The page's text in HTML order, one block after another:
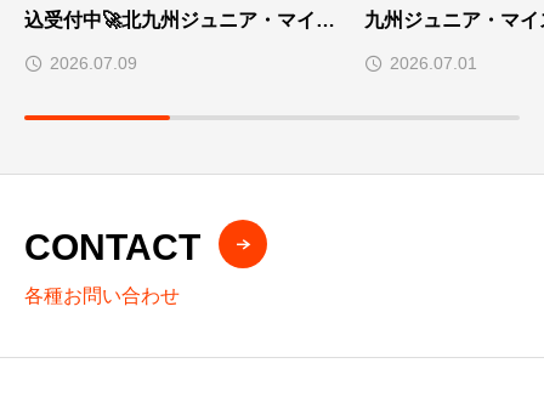
込受付中🚀北九州ジュニア・マイス
ター2026夏inミクスタ
2026.07.09
九州ジュニア・マ
ミクスタ
2026.07.01
CONTACT
各種お問い合わせ